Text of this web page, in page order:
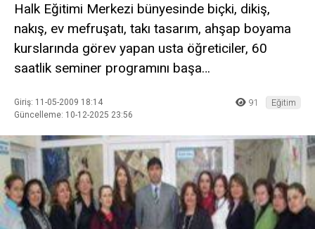
Halk Eğitimi Merkezi bünyesinde biçki, dikiş,
nakış, ev mefruşatı, takı tasarım, ahşap boyama
kurslarında görev yapan usta öğreticiler, 60
saatlik seminer programını başa…
Giriş: 11-05-2009 18:14
Güncelleme: 10-12-2025 23:56
91 Eğitim